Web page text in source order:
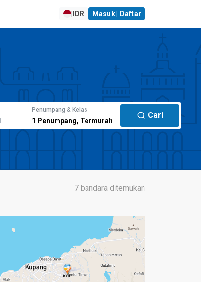
| IDR Masuk | Daftar
Penumpang & Kelas
1 Penumpang, Termurah
Cari
7 bandara ditemukan